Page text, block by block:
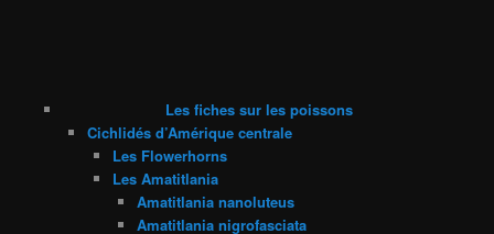
Les fiches sur les poissons
Cichlidés d’Amérique centrale
Les Flowerhorns
Les Amatitlania
Amatitlania nanoluteus
Amatitlania nigrofasciata